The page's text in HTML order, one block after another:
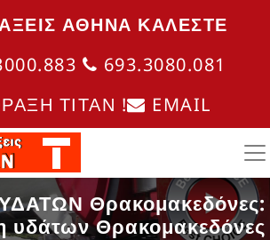
ΑΘΗΝΑ ΚΑΛΈΣΤΕ
693.3080.081
ΤΙΤΑΝ !
EMAIL
Θρακομακεδόνες:
υδάτων Θρακομακεδόνες